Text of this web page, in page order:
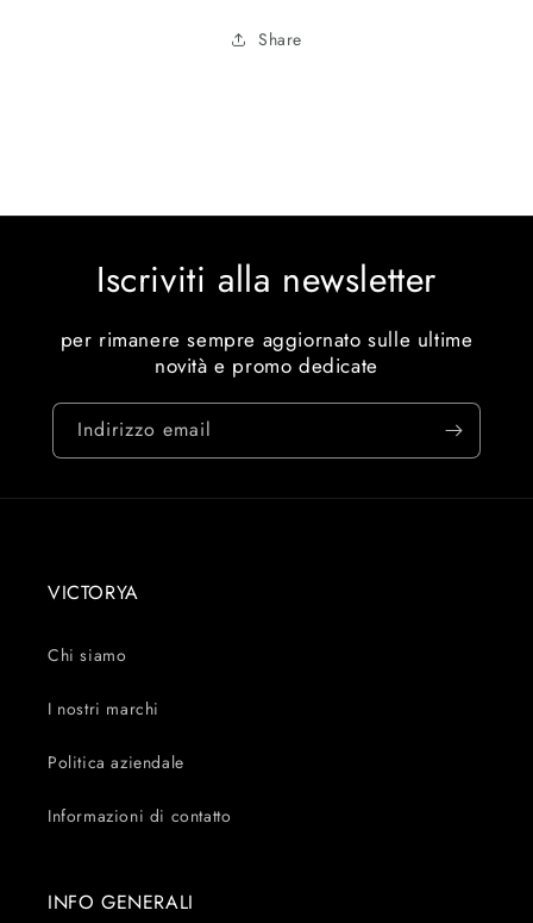
Share
Iscriviti alla newsletter
per rimanere sempre aggiornato sulle ultime
novità e promo dedicate
Indirizzo email
VICTORYA
Chi siamo
I nostri marchi
Politica aziendale
Informazioni di contatto
INFO GENERALI